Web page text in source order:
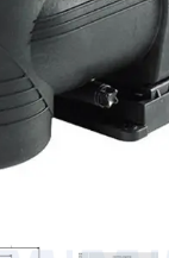
پکیج تصفیه آب
تجهیزات جانبی
تجهیزات
بلوئرهای جکوزی
سیستم های تهویه